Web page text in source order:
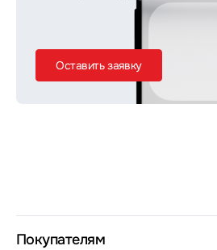
Оставить заявку
Покупателям